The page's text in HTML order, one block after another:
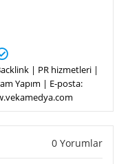
Backlink | PR hizmetleri |
Yapım | E-posta:
0 Yorumlar